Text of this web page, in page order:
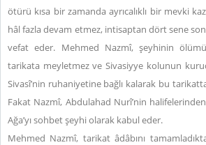
ötürü kısa bir zamanda ayrıcalıklı bir mevki
hâl fazla devam etmez, intisaptan dört sene
vefat eder. Mehmed Nazmî, şeyhinin
tarikata meyletmez ve Sivasiyye kolunun
Sivasî’nin ruhaniyetine bağlı kalarak bu
Fakat Nazmî, Abdulahad Nurî’nin
Ağa’yı sohbet şeyhi olarak kabul eder.
Mehmed Nazmî, tarikat âdâbını